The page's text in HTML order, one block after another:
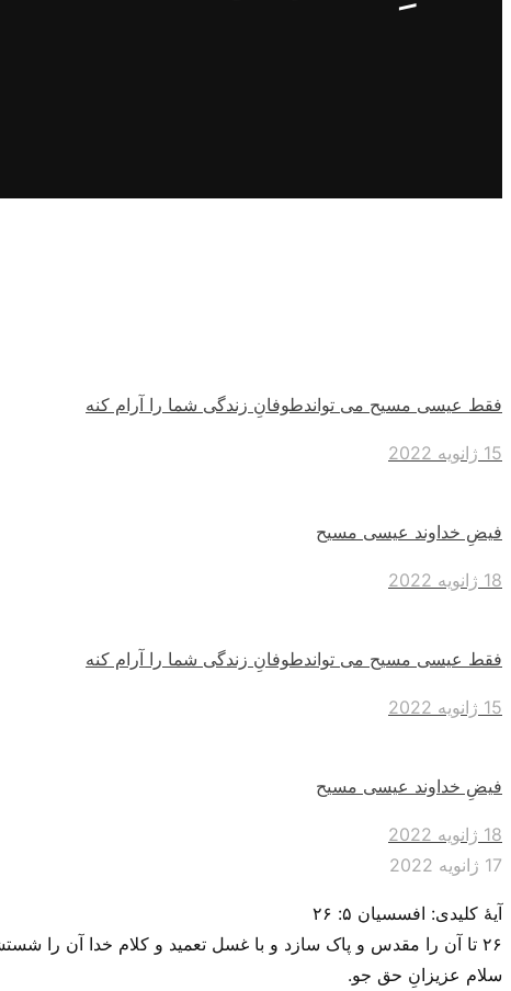
فقط عیسی مسیح می‌ تواندطوفانِ زندگی شما را آرام کنه
15 ژانویه 2022
فیضِ خداوند عیسی مسیح
18 ژانویه 2022
فقط عیسی مسیح می‌ تواندطوفانِ زندگی شما را آرام کنه
15 ژانویه 2022
فیضِ خداوند عیسی مسیح
18 ژانویه 2022
17 ژانویه 2022
آیهٔ کلیدی: افسسیان ۵: ۲۶
۲۶ تا آن را مقدس و پاک سازد و با غسل تعمید و کلام خدا آن را شستشو دهد،آمین!
سلام عزیزانِ حق جو.